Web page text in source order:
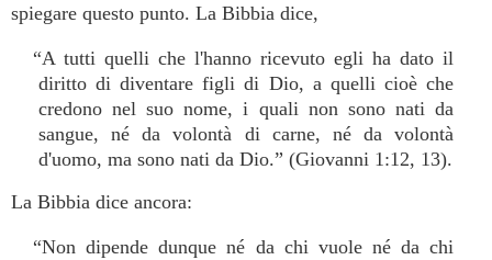
spiegare questo punto. La Bibbia dice,
“A tutti quelli che l'hanno ricevuto egli ha dato il
diritto di diventare figli di Dio, a quelli cioè che
credono nel suo nome, i quali non sono nati da
sangue, né da volontà di carne, né da volontà
d'uomo, ma sono nati da Dio.” (Giovanni 1:12, 13).
La Bibbia dice ancora:
“Non dipende dunque né da chi vuole né da chi